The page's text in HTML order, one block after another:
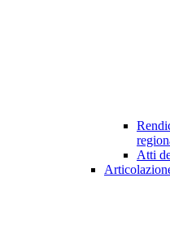
Atti